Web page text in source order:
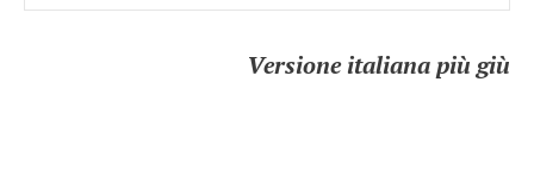
Versione italiana più giù